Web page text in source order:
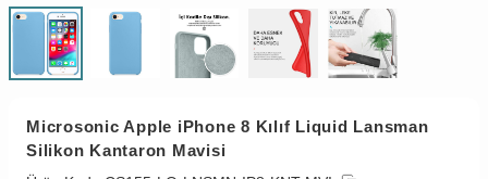
Microsonic Apple iPhone 8 Kılıf Liquid Lansman
Silikon Kantaron Mavisi